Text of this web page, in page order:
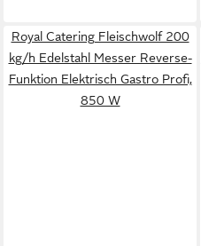
Royal Catering Fleischwolf 200
kg/h Edelstahl Messer Reverse-
Funktion Elektrisch Gastro Profi,
850 W